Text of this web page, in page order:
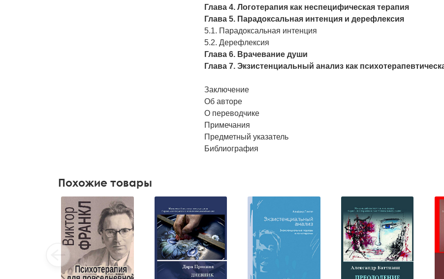
Глава 4. Логотерапия как неспецифическая терапия
Глава 5. Парадоксальная интенция и дерефлексия
5.1. Парадоксальная интенция
5.2. Дерефлексия
Глава 6. Врачевание души
Глава 7. Экзистенциальный анализ как
Заключение
Об авторе
О переводчике
Примечания
Предметный указатель
Библиография
Похожие товары